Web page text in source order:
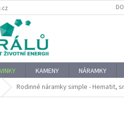
KAMENY NÁRAMKY
Rodinné náramky simple - Hematit,